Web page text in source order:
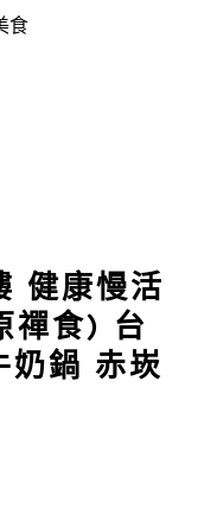
食
健康慢活
禪食) 台
奶鍋 赤崁